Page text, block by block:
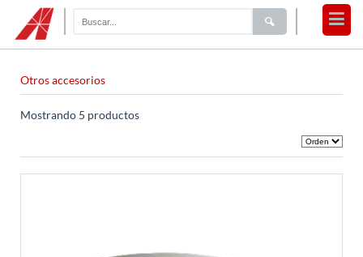
Otros accesorios
Mostrando 5 productos